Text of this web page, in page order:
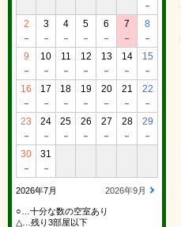
－
2
－
3
－
4
－
5
－
6
－
7
－
8
－
9
－
10
－
11
－
12
－
13
－
14
－
15
－
16
－
17
－
18
－
19
－
20
－
21
－
22
－
23
－
24
－
25
－
26
－
27
－
28
－
29
－
30
－
31
－
2026年7月 2026年9月
○…十分な数の空室あり
△…残り3部屋以下